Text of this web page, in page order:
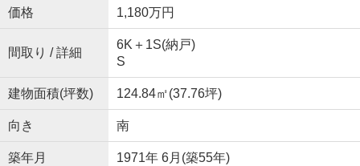
価格 1,180万円
間取り / 詳細
6K＋1S(納戸)
S
建物面積(坪数) 124.84㎡(37.76坪)
向き 南
築年月 1971年 6月(築55年)